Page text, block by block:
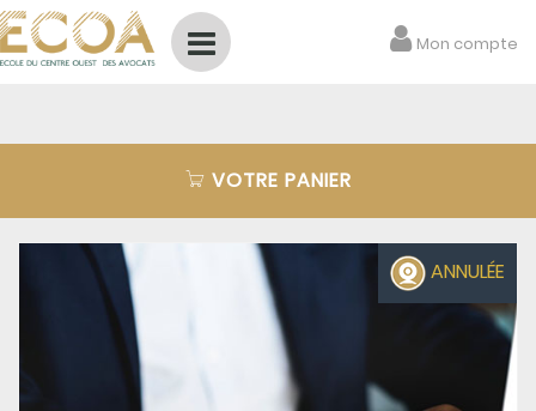
VOTRE PANIER
ANNULÉE
Mon compte
Notre catalogue de formation
Votre panier en cours
Commandes & Factures
Les annonces